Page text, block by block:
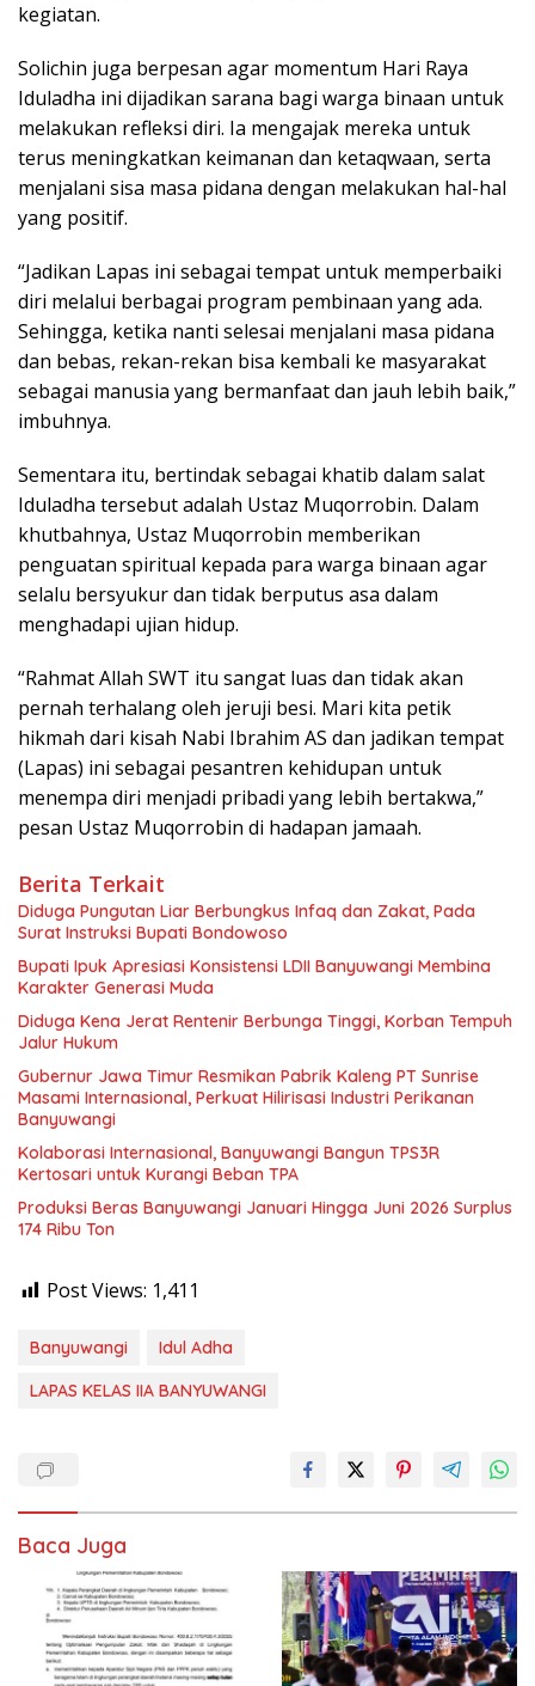
kegiatan.
Solichin juga berpesan agar momentum Hari Raya
Iduladha ini dijadikan sarana bagi warga binaan untuk
melakukan refleksi diri. Ia mengajak mereka untuk
terus meningkatkan keimanan dan ketaqwaan, serta
menjalani sisa masa pidana dengan melakukan hal-hal
yang positif.
“Jadikan Lapas ini sebagai tempat untuk memperbaiki
diri melalui berbagai program pembinaan yang ada.
Sehingga, ketika nanti selesai menjalani masa pidana
dan bebas, rekan-rekan bisa kembali ke masyarakat
sebagai manusia yang bermanfaat dan jauh lebih baik,”
imbuhnya.
Sementara itu, bertindak sebagai khatib dalam salat
Iduladha tersebut adalah Ustaz Muqorrobin. Dalam
khutbahnya, Ustaz Muqorrobin memberikan
penguatan spiritual kepada para warga binaan agar
selalu bersyukur dan tidak berputus asa dalam
menghadapi ujian hidup.
“Rahmat Allah SWT itu sangat luas dan tidak akan
pernah terhalang oleh jeruji besi. Mari kita petik
hikmah dari kisah Nabi Ibrahim AS dan jadikan tempat
(Lapas) ini sebagai pesantren kehidupan untuk
menempa diri menjadi pribadi yang lebih bertakwa,”
pesan Ustaz Muqorrobin di hadapan jamaah.
Berita Terkait
Diduga Pungutan Liar Berbungkus Infaq dan Zakat, Pada
Surat Instruksi Bupati Bondowoso
Bupati Ipuk Apresiasi Konsistensi LDII Banyuwangi Membina
Karakter Generasi Muda
Diduga Kena Jerat Rentenir Berbunga Tinggi, Korban Tempuh
Jalur Hukum
Gubernur Jawa Timur Resmikan Pabrik Kaleng PT Sunrise
Masami Internasional, Perkuat Hilirisasi Industri Perikanan
Banyuwangi
Kolaborasi Internasional, Banyuwangi Bangun TPS3R
Kertosari untuk Kurangi Beban TPA
Produksi Beras Banyuwangi Januari Hingga Juni 2026 Surplus
174 Ribu Ton
Post Views: 1,411
Banyuwangi
Idul Adha
LAPAS KELAS IIA BANYUWANGI
Baca Juga